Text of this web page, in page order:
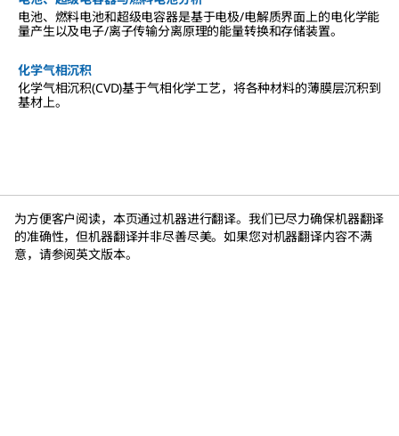
电池、燃料电池和超级电容器是基于电极/电解质界面上的电化学能
量产生以及电子/离子传输分离原理的能量转换和存储装置。
化学气相沉积
化学气相沉积(CVD)基于气相化学工艺，将各种材料的薄膜层沉积到
基材上。
为方便客户阅读，本页通过机器进行翻译。我们已尽力确保机器翻译
的准确性，但机器翻译并非尽善尽美。如果您对机器翻译内容不满
意，请参阅英文版本。